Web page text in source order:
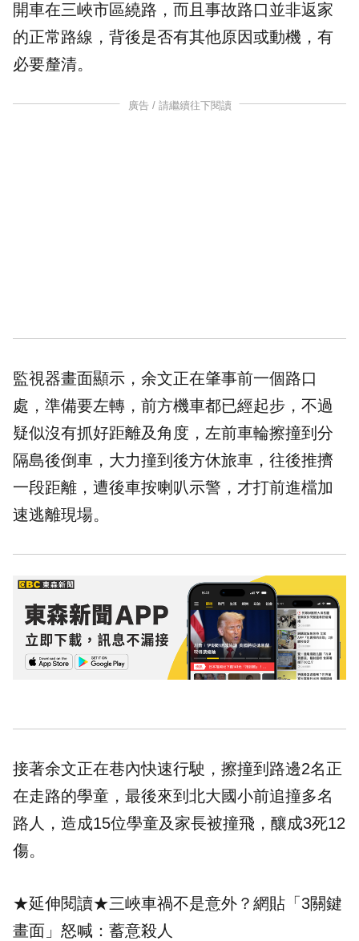
開車在三峽市區繞路，而且事故路口並非返家
的正常路線，背後是否有其他原因或動機，有
必要釐清。
廣告 / 請繼續往下閱讀
監視器畫面顯示，余文正在肇事前一個路口
處，準備要左轉，前方機車都已經起步，不過
疑似沒有抓好距離及角度，左前車輪擦撞到分
隔島後倒車，大力撞到後方休旅車，往後推擠
一段距離，遭後車按喇叭示警，才打前進檔加
速逃離現場。
接著余文正在巷內快速行駛，擦撞到路邊2名正
在走路的學童，最後來到北大國小前追撞多名
路人，造成15位學童及家長被撞飛，釀成3死12
傷。
★延伸閱讀★三峽車禍不是意外？網貼「3關鍵
畫面」怒喊：蓄意殺人